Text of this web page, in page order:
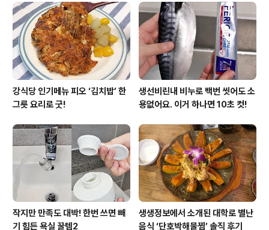
강식당 인기메뉴 피오 ‘김치밥’ 한
그릇 요리로 굿!
생선비린내 비누로 백번 씻어도 소
용없어요. 이거 하나면 10초 컷!
작지만 만족도 대박! 한번 쓰면 빼
기 힘든 욕실 꿀템2
생생정보에서 소개된 대학로 별난
음식 ‘단호박해물찜’ 솔직 후기